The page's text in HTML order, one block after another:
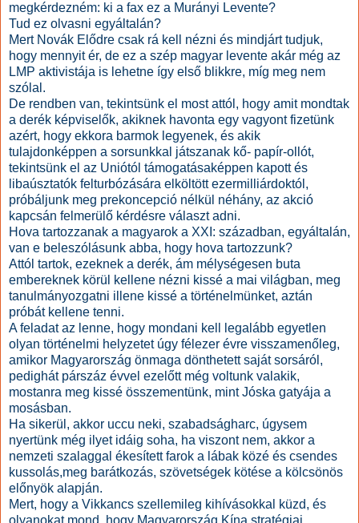
megkérdezném: ki a fax ez a Murányi Levente?
Tud ez olvasni egyáltalán?
Mert Novák Elődre csak rá kell nézni és mindjárt tudjuk,
hogy mennyit ér, de ez a szép magyar levente akár még az
LMP aktivistája is lehetne így első blikkre, míg meg nem
szólal.
De rendben van, tekintsünk el most attól, hogy amit mondtak
a derék képviselők, akiknek havonta egy vagyont fizetünk
azért, hogy ekkora barmok legyenek, és akik
tulajdonképpen a sorsunkkal játszanak kő- papír-ollót,
tekintsünk el az Uniótól támogatásaképpen kapott és
libaúsztatók felturbózására elköltött ezermilliárdoktól,
próbáljunk meg prekoncepció nélkül néhány, az akció
kapcsán felmerülő kérdésre választ adni.
Hova tartozzanak a magyarok a XXI: században, egyáltalán,
van e beleszólásunk abba, hogy hova tartozzunk?
Attól tartok, ezeknek a derék, ám mélységesen buta
embereknek körül kellene nézni kissé a mai világban, meg
tanulmányozgatni illene kissé a történelmünket, aztán
próbát kellene tenni.
A feladat az lenne, hogy mondani kell legalább egyetlen
olyan történelmi helyzetet úgy félezer évre visszamenőleg,
amikor Magyarország önmaga dönthetett saját sorsáról,
pedighát párszáz évvel ezelőtt még voltunk valakik,
mostanra meg kissé összementünk, mint Jóska gatyája a
mosásban.
Ha sikerül, akkor uccu neki, szabadságharc, úgysem
nyertünk még ilyet idáig soha, ha viszont nem, akkor a
nemzeti szalaggal ékesített farok a lábak közé és csendes
kussolás,meg barátkozás, szövetségek kötése a kölcsönös
előnyök alapján.
Mert, hogy a Vikkancs szellemileg kihívásokkal küzd, és